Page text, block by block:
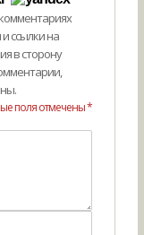
ссылки на
в сторону
поля отмечены *